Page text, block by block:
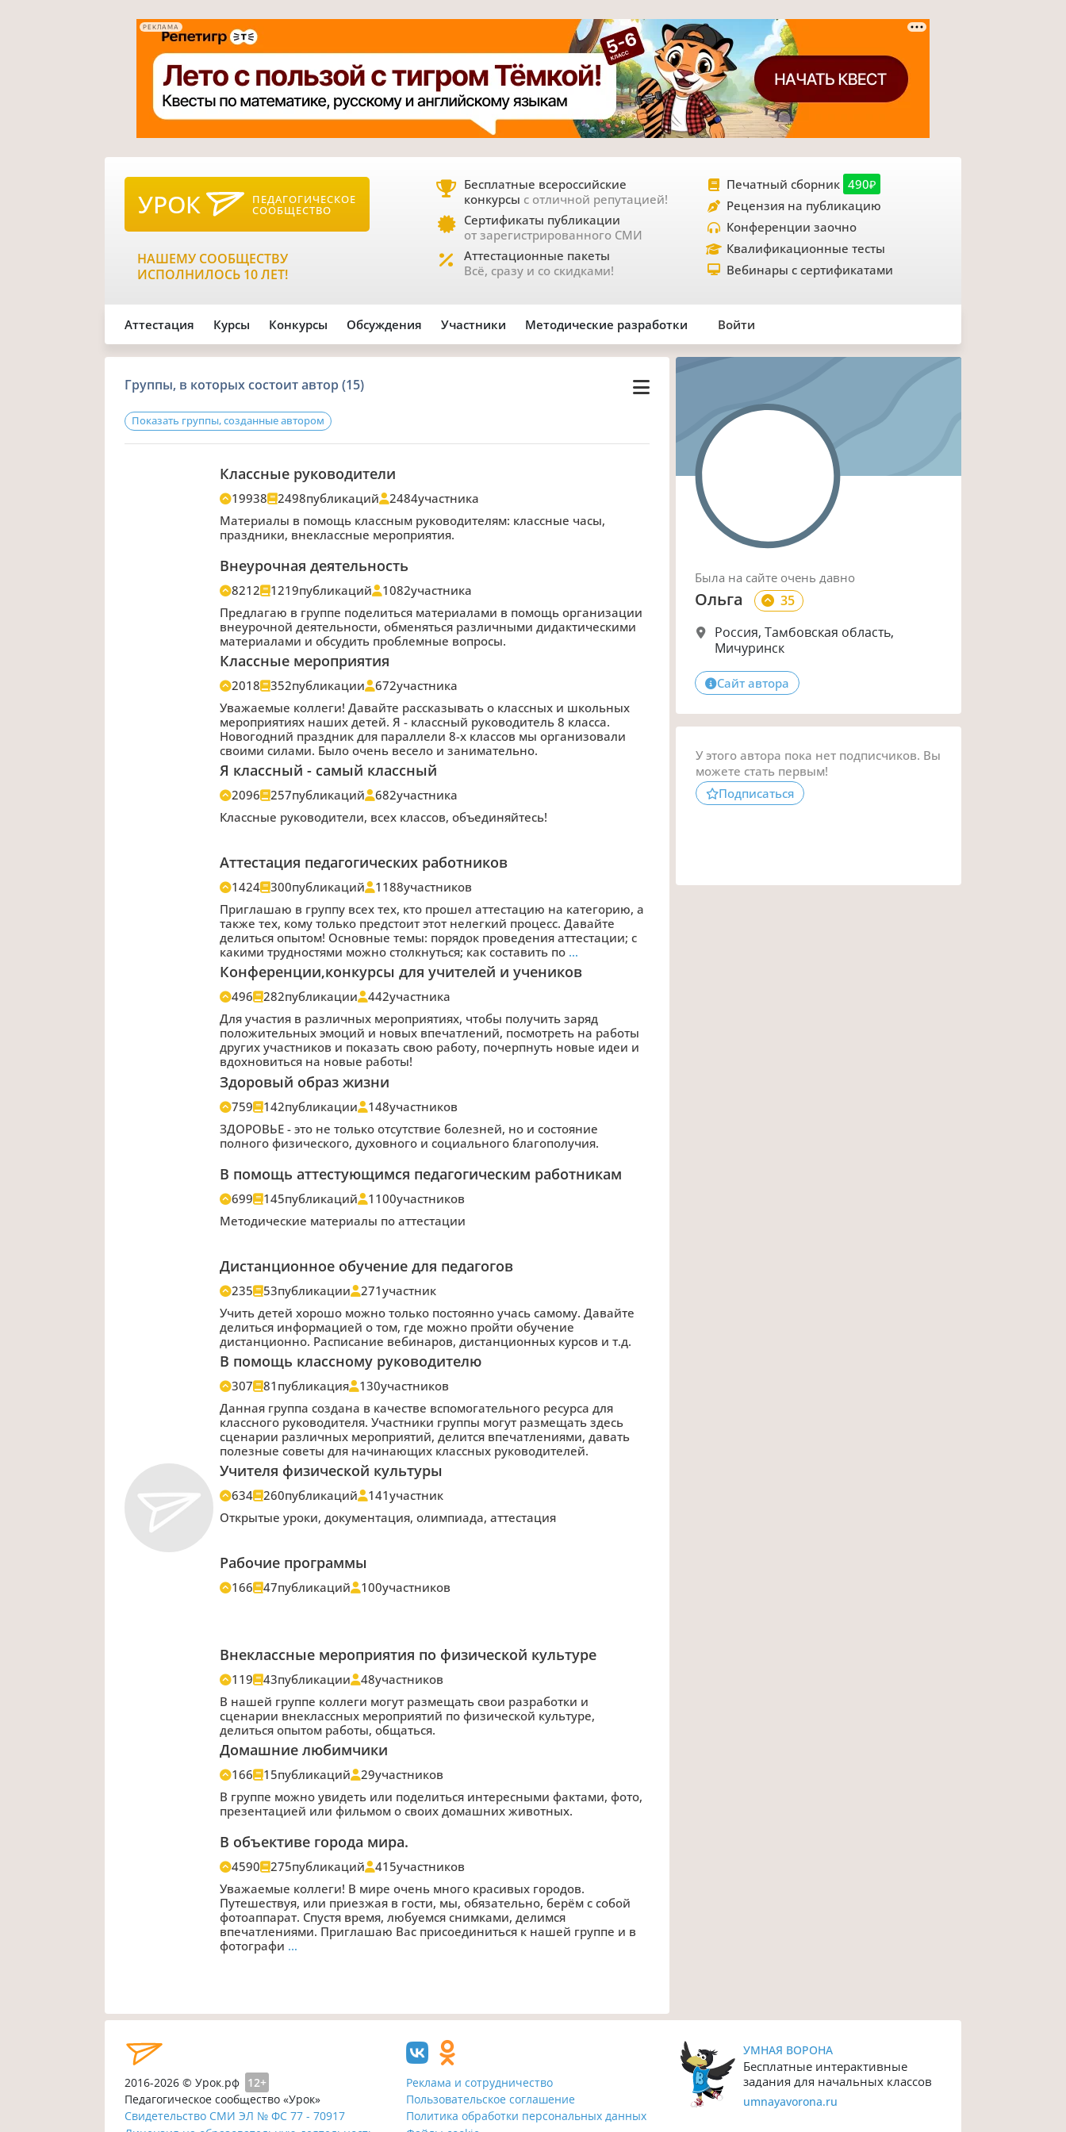
РЕКЛАМА
УРОК ПЕДАГОГИЧЕСКОЕ
СООБЩЕСТВО
НАШЕМУ СООБЩЕСТВУ
ИСПОЛНИЛОСЬ 10 ЛЕТ!
Бесплатные всероссийские
конкурсы с отличной репутацией!
Сертификаты публикации
от зарегистрированного СМИ
Аттестационные пакеты
Всё, сразу и со скидками!
Печатный сборник 490₽
Рецензия на публикацию
Конференции заочно
Квалификационные тесты
Вебинары с сертификатами
Аттестация Курсы Конкурсы Обсуждения Участники Методические разработки Войти
Группы, в которых состоит автор (15)
Показать группы, созданные автором
Классные руководители
19938 2498публикаций 2484участника
Материалы в помощь классным руководителям: классные часы,
праздники, внеклассные мероприятия.
Внеурочная деятельность
8212 1219публикаций 1082участника
Предлагаю в группе поделиться материалами в помощь организации
внеурочной деятельности, обменяться различными дидактическими
материалами и обсудить проблемные вопросы.
Классные мероприятия
2018 352публикации 672участника
Уважаемые коллеги! Давайте рассказывать о классных и школьных
мероприятиях наших детей. Я - классный руководитель 8 класса.
Новогодний праздник для параллели 8-х классов мы организовали
своими силами. Было очень весело и занимательно.
Я классный - самый классный
2096 257публикаций 682участника
Классные руководители, всех классов, объединяйтесь!
Аттестация педагогических работников
1424 300публикаций 1188участников
Приглашаю в группу всех тех, кто прошел аттестацию на категорию, а
также тех, кому только предстоит этот нелегкий процесс. Давайте
делиться опытом! Основные темы: порядок проведения аттестации; с
какими трудностями можно столкнуться; как составить по …
Конференции,конкурсы для учителей и учеников
496 282публикации 442участника
Для участия в различных мероприятиях, чтобы получить заряд
положительных эмоций и новых впечатлений, посмотреть на работы
других участников и показать свою работу, почерпнуть новые идеи и
вдохновиться на новые работы!
Здоровый образ жизни
759 142публикации 148участников
ЗДОРОВЬЕ - это не только отсутствие болезней, но и состояние
полного физического, духовного и социального благополучия.
В помощь аттестующимся педагогическим работникам
699 145публикаций 1100участников
Методические материалы по аттестации
Дистанционное обучение для педагогов
235 53публикации 271участник
Учить детей хорошо можно только постоянно учась самому. Давайте
делиться информацией о том, где можно пройти обучение
дистанционно. Расписание вебинаров, дистанционных курсов и т.д.
В помощь классному руководителю
307 81 публикация 130участников
Данная группа создана в качестве вспомогательного ресурса для
классного руководителя. Участники группы могут размещать здесь
сценарии различных мероприятий, делится впечатлениями, давать
полезные советы для начинающих классных руководителей.
Учителя физической культуры
634 260публикаций 141участник
Открытые уроки, документация, олимпиада, аттестация
Рабочие программы
166 47публикаций 100участников
Внеклассные мероприятия по физической культуре
119 43публикации 48участников
В нашей группе коллеги могут размещать свои разработки и
сценарии внеклассных мероприятий по физической культуре,
делиться опытом работы, общаться.
Домашние любимчики
166 15публикаций 29участников
В группе можно увидеть или поделиться интересными фактами, фото,
презентацией или фильмом о своих домашних животных.
В объективе города мира.
4590 275публикаций 415участников
Уважаемые коллеги! В мире очень много красивых городов.
Путешествуя, или приезжая в гости, мы, обязательно, берём с собой
фотоаппарат. Спустя время, любуемся снимками, делимся
впечатлениями. Приглашаю Вас присоединиться к нашей группе и в
фотографи …
Была на сайте очень давно
Ольга
35
Россия, Тамбовская область,
Мичуринск
Сайт автора
У этого автора пока нет подписчиков. Вы
можете стать первым!
Подписаться
2016-2026 © Урок.рф 12+
Педагогическое сообщество «Урок»
Свидетельство СМИ ЭЛ № ФС 77 - 70917
Реклама и сотрудничество
Пользовательское соглашение
Политика обработки персональных данных
УМНАЯ ВОРОНА
Бесплатные интерактивные
задания для начальных классов
umnayavorona.ru